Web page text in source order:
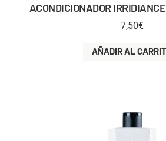
ACONDICIONADOR
7,50€
AÑADIR AL